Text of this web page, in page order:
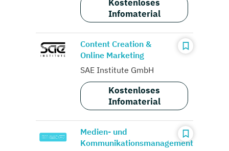
Kostenloses
Infomaterial
Content Creation &
Online Marketing
SAE Institute GmbH
Kostenloses
Infomaterial
Medien- und
Kommunikationsmanagement